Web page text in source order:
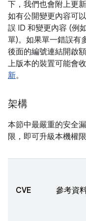
下，我們也會附上更
如有公開變更內容可
誤 ID 和變更內容 (例
單)。如果單一錯誤有
後面的編號連結開啟
上版本的裝置可能會
新。
架構
本節中最嚴重的安全
限，即可升級本機權限
CVE 參考資